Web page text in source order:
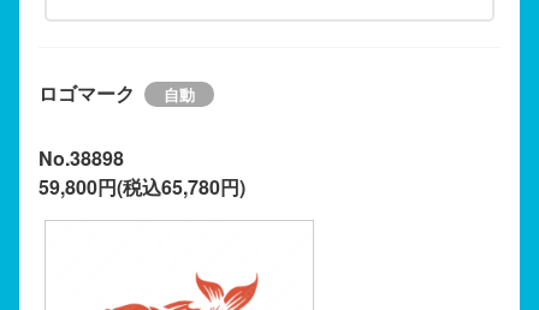
ロゴマーク
No.38898
59,800円(税込65,780円)